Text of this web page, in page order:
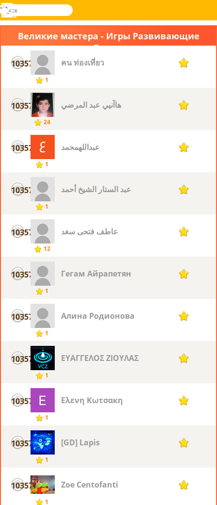
Novel
поиск
Вход
Меню
Великие мастера - Игры Развивающие
Логику
10357
1
คน ท่องเที่ยว 1
10357
24
هاآنيي عبد المرضي 1
10357
1
عبداللهمحمد 1
10357
1
عبد الستار الشيخ أحمد 1
10357
12
عاطف فتحى سغد 1
10357
1
Гегам Айрапетян 1
10357
1
Алина Родионова 1
10357
1
ΕΥΑΓΓΕΛΟΣ ΖΙΟΥΛΑΣ 1
10357
1
Ελενη Κωτσακη 1
10357
1
[GD] Lapis 1
10357
1
Zoe Centofanti 1